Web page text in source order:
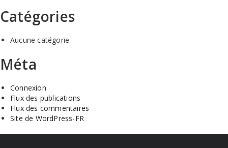
Catégories
Aucune catégorie
Méta
Connexion
Flux des publications
Flux des commentaires
Site de WordPress-FR